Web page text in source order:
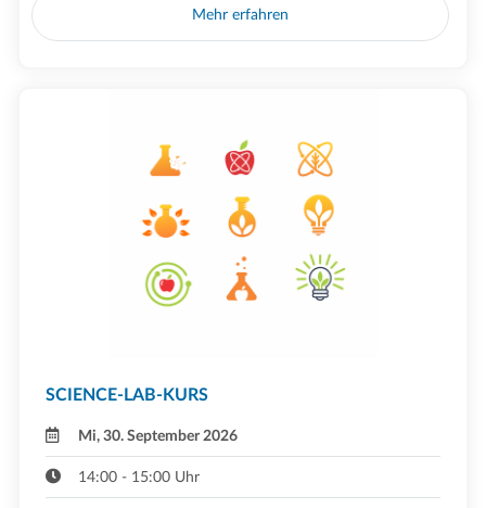
Mehr erfahren
SCIENCE-LAB-KURS
Mi, 30. September 2026
14:00 - 15:00 Uhr